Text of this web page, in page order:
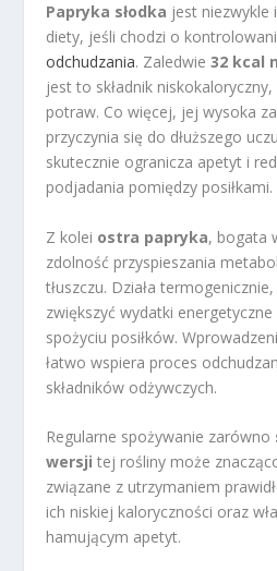
Papryka słodka jest
diety, jeśli chodzi o
odchudzania. Zaledwie32 kcal
jest to składnik
potraw. Co więcej, jej wysoka
przyczynia się do dłuższego
skutecznie ogranicza apetyt i
podjadania pomiędzy posiłkami.
Z kolei ostra papryka, bogata
zdolność przyspieszania
tłuszczu. Działa
zwiększyć wydatki
spożyciu posiłków.
łatwo wspiera proces
składników odżywczych.
Regularne spożywanie zarówno
wersji tej rośliny może
związane z utrzymaniem
ich niskiej kaloryczności oraz
hamującym apetyt.